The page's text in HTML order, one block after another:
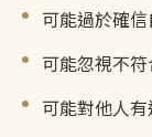
可能過於確
可能忽視不
可能對他人